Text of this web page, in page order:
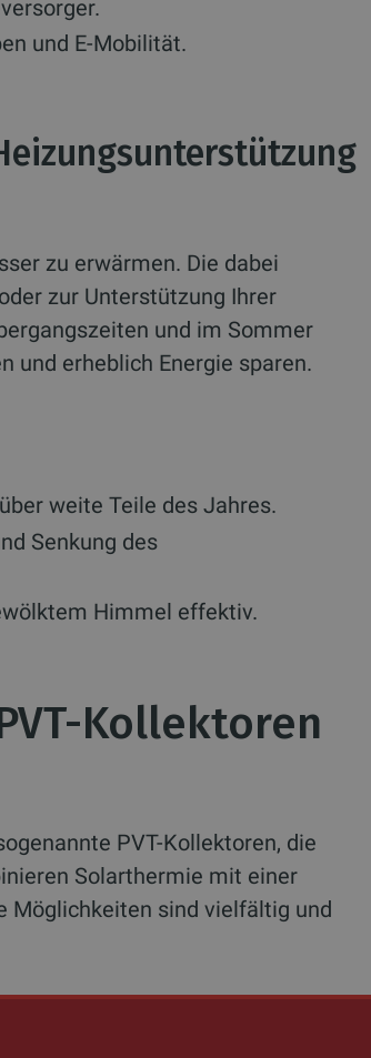
und E-Mobilität.
zu erwärmen. Die dabei
zur Unterstützung Ihrer
und im Sommer
und erheblich Energie sparen.
weite Teile des Jahres.
Senkung des
Himmel effektiv.
Kollektoren
PVT-Kollektoren, die
Solarthermie mit einer
Möglichkeiten sind vielfältig und